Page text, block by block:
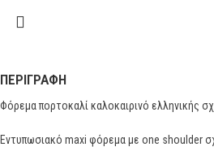
ΠΕΡΙΓΡΑΦΉ
Φόρεμα πορτοκαλί καλοκαιρινό ελληνικής
Εντυπωσιακό maxi φόρεμα με one shoulder